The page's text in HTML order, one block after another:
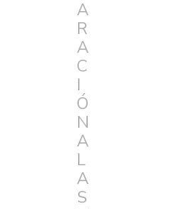
A
R
A
C
I
Ó
N
A
L
A
S